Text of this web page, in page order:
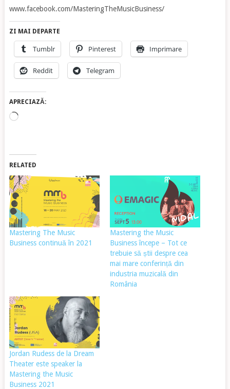
www.facebook.com/MasteringTheMusicBusiness/
ZI MAI DEPARTE
Tumblr Pinterest Imprimare
Reddit Telegram
APRECIAZĂ:
Încarc...
RELATED
Mastering The Music
Business continuă în 2021
Mastering the Music
Business începe – Tot ce
trebuie să știi despre cea
mai mare conferință din
industria muzicală din
România
Jordan Rudess de la Dream
Theater este speaker la
Mastering the Music
Business 2021